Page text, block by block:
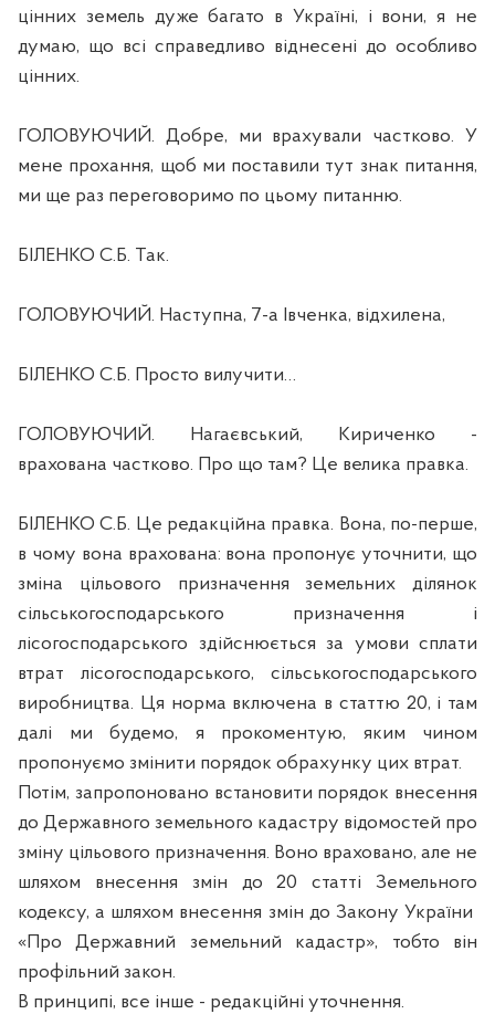
цінних земель дуже багато в Україні, і вони, я не
думаю, що всі справедливо віднесені до особливо
цінних.
ГОЛОВУЮЧИЙ. Добре, ми врахували частково. У
мене прохання, щоб ми поставили тут знак питання,
ми ще раз переговоримо по цьому питанню.
БІЛЕНКО С.Б. Так.
ГОЛОВУЮЧИЙ. Наступна, 7-а Івченка, відхилена,
БІЛЕНКО С.Б. Просто вилучити…
ГОЛОВУЮЧИЙ. Нагаєвський, Кириченко -
врахована частково. Про що там? Це велика правка.
БІЛЕНКО С.Б. Це редакційна правка. Вона, по-перше,
в чому вона врахована: вона пропонує уточнити, що
зміна цільового призначення земельних ділянок
сільськогосподарського призначення і
лісогосподарського здійснюється за умови сплати
втрат лісогосподарського, сільськогосподарського
виробництва. Ця норма включена в статтю 20, і там
далі ми будемо, я прокоментую, яким чином
пропонуємо змінити порядок обрахунку цих втрат.
Потім, запропоновано встановити порядок внесення
до Державного земельного кадастру відомостей про
зміну цільового призначення. Воно враховано, але не
шляхом внесення змін до 20 статті Земельного
кодексу, а шляхом внесення змін до Закону України
«Про Державний земельний кадастр», тобто він
профільний закон.
В принципі, все інше - редакційні уточнення.